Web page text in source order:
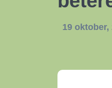
19 oktober,